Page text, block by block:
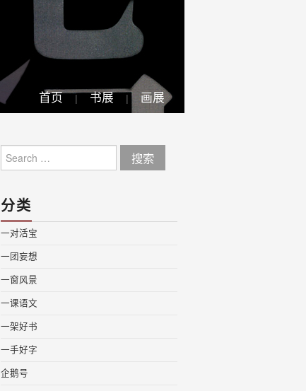
首页 书展 画展
for:
分类
一对活宝
一团妄想
一窗风景
一课语文
一架好书
一手好字
企鹅号